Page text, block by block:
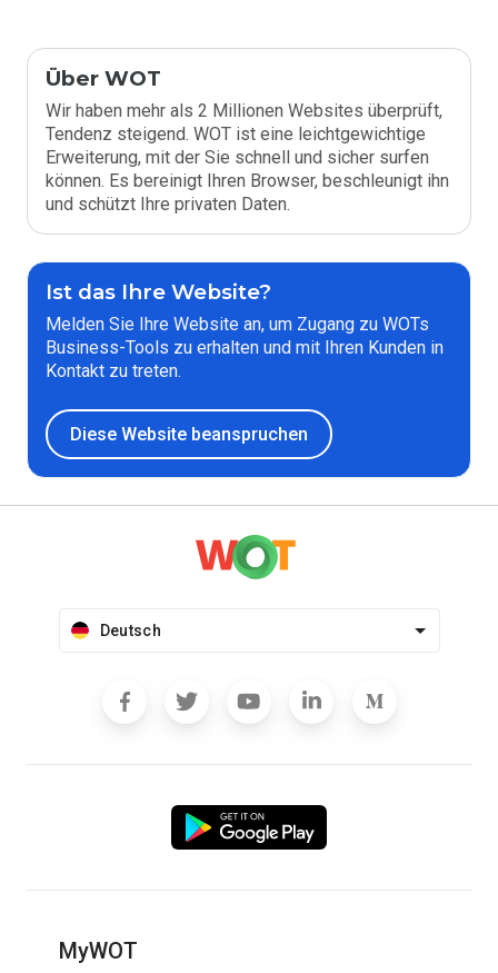
Über WOT
Wir haben mehr als 2 Millionen Websites überprüft,
Tendenz steigend. WOT ist eine leichtgewichtige
Erweiterung, mit der Sie schnell und sicher surfen
können. Es bereinigt Ihren Browser, beschleunigt ihn
und schützt Ihre privaten Daten.
Ist das Ihre Website?
Melden Sie Ihre Website an, um Zugang zu WOTs
Business-Tools zu erhalten und mit Ihren Kunden in
Kontakt zu treten.
Diese Website beanspruchen
Deutsch
MyWOT